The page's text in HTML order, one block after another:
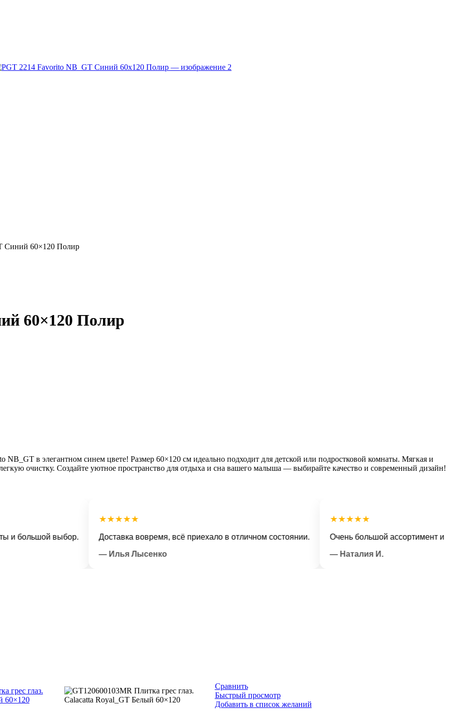
Синий 60×120 Полир
60×120 Полир
NB_GT в элегантном синем цвете! Размер 60×120 см идеально подходит для детской или подростковой комнаты. Мягкая и
очистку. Создайте уютное пространство для отдыха и сна вашего малыша — выбирайте качество и современный дизайн!
выбор.
★★★★★
Доставка вовремя, всё приехало в отличном состоянии.
— Илья Лысенко
★★★★★
Очень большой ассортимент и
— Наталия И.
Сравнить
Быстрый просмотр
Добавить в список желаний